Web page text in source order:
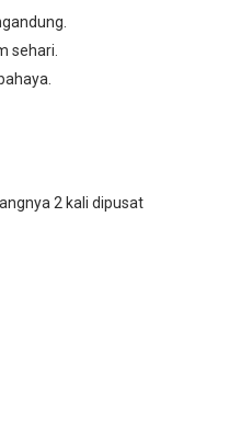
sehari.
2 kali dipusat